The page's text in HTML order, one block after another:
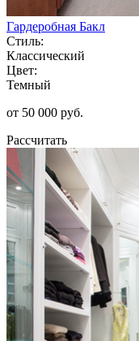
Гардеробная Бакл
Стиль:
Классический
Цвет:
Темный
от 50 000 руб.
Рассчитать